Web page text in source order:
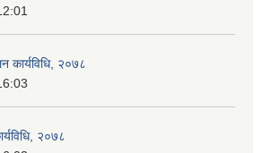
कार्यविधि, २०७८
२०७८